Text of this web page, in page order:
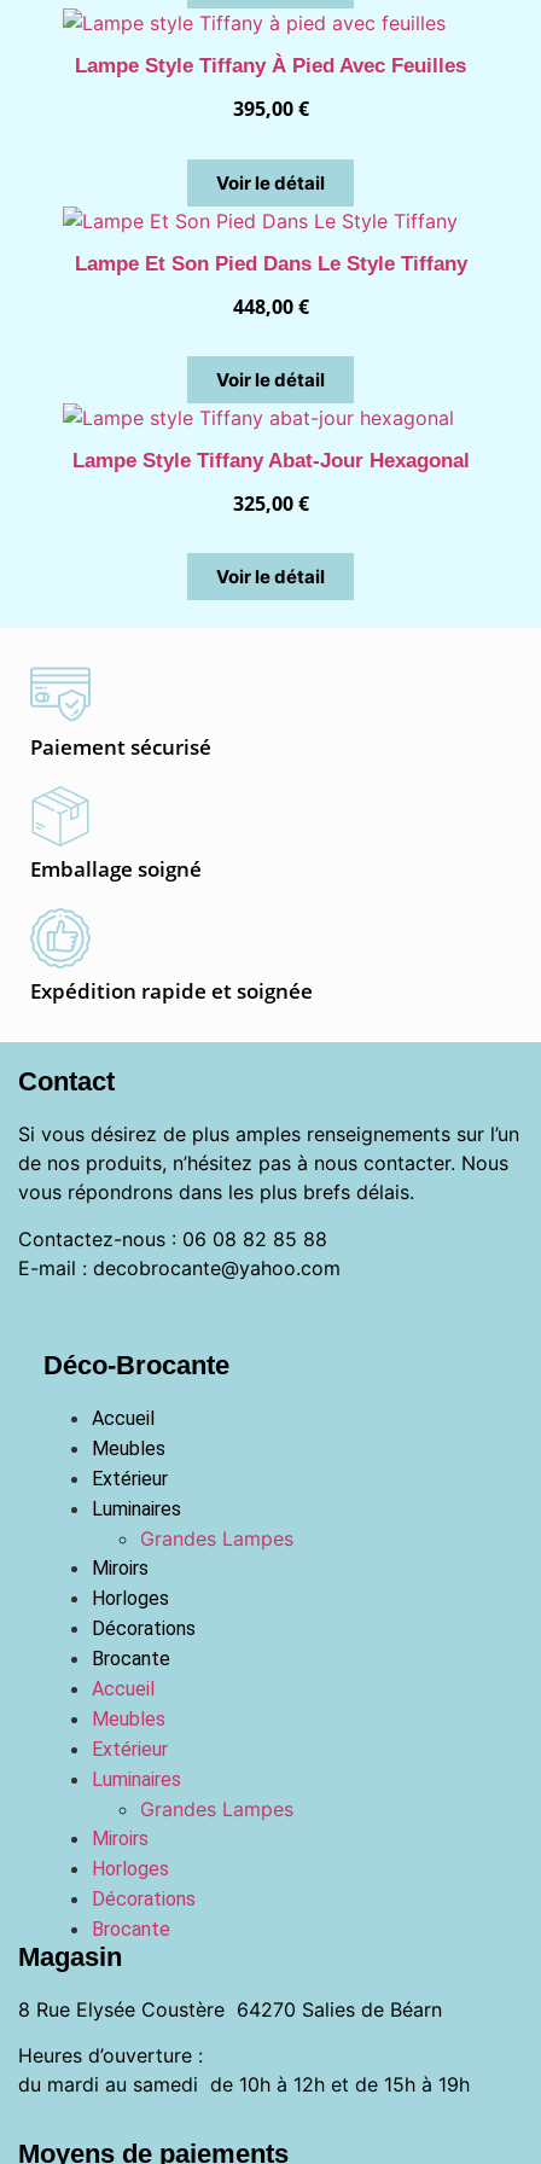
Lampe Style Tiffany À Pied Avec Feuilles
395,00€
Voir le détail
Lampe Et Son Pied Dans Le Style Tiffany
448,00€
Voir le détail
Lampe Style Tiffany Abat-Jour Hexagonal
325,00€
Voir le détail
Paiement sécurisé
Emballage soigné
Expédition rapide et soignée
Contact
Si vous désirez de plus amples renseignements sur l’un
de nos produits, n’hésitez pas à nous contacter. Nous
vous répondrons dans les plus brefs délais.
Contactez-nous : 06 08 82 85 88
E-mail : decobrocante@yahoo.com
Déco-Brocante
Accueil
Meubles
Extérieur
Luminaires
Grandes Lampes
Miroirs
Horloges
Décorations
Brocante
Accueil
Meubles
Extérieur
Luminaires
Grandes Lampes
Miroirs
Horloges
Décorations
Brocante
Magasin
8 Rue Elysée Coustère 64270 Salies de Béarn
Heures d’ouverture :
du mardi au samedi de 10h à 12h et de 15h à 19h
Moyens de paiements